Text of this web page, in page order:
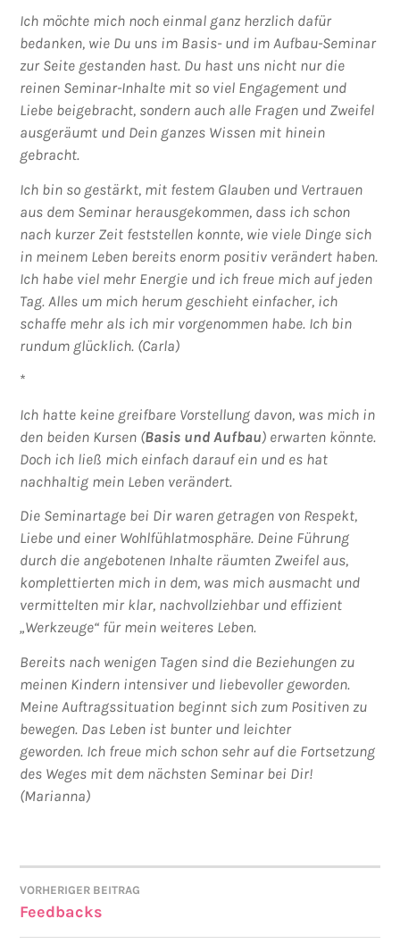
Ich möchte mich noch einmal ganz herzlich dafür
bedanken, wie Du uns im Basis- und im Aufbau-Seminar
zur Seite gestanden hast. Du hast uns nicht nur die
reinen Seminar-Inhalte mit so viel Engagement und
Liebe beigebracht, sondern auch alle Fragen und Zweifel
ausgeräumt und Dein ganzes Wissen mit hinein
gebracht.
Ich bin so gestärkt, mit festem Glauben und Vertrauen
aus dem Seminar herausgekommen, dass ich schon
nach kurzer Zeit feststellen konnte, wie viele Dinge sich
in meinem Leben bereits enorm positiv verändert haben.
Ich habe viel mehr Energie und ich freue mich auf jeden
Tag. Alles um mich herum geschieht einfacher, ich
schaffe mehr als ich mir vorgenommen habe. Ich bin
rundum glücklich. (Carla)
*
Ich hatte keine greifbare Vorstellung davon, was mich in
den beiden Kursen (Basis und Aufbau) erwarten könnte.
Doch ich ließ mich einfach darauf ein und es hat
nachhaltig mein Leben verändert.
Die Seminartage bei Dir waren getragen von Respekt,
Liebe und einer Wohlfühlatmosphäre. Deine Führung
durch die angebotenen Inhalte räumten Zweifel aus,
komplettierten mich in dem, was mich ausmacht und
vermittelten mir klar, nachvollziehbar und effizient
„Werkzeuge“ für mein weiteres Leben.
Bereits nach wenigen Tagen sind die Beziehungen zu
meinen Kindern intensiver und liebevoller geworden.
Meine Auftragssituation beginnt sich zum Positiven zu
bewegen. Das Leben ist bunter und leichter
geworden. Ich freue mich schon sehr auf die Fortsetzung
des Weges mit dem nächsten Seminar bei Dir!
(Marianna)
VORHERIGER BEITRAG
Feedbacks